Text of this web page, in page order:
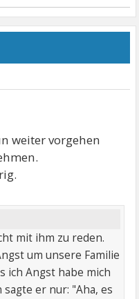
weiter vorgehen
mit ihm zu reden.
um unsere Familie
ich Angst habe mich
er nur: "Aha, es